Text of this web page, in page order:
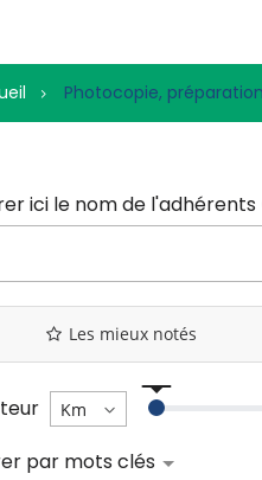
Photocopie,
Les mieux notés
par mots clés